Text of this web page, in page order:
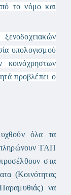
το νόμο και
υπολογισμού
προβλέπει ο
όλα τα
πληρώνουν ΤΑΠ
στα
(Κοινότητας
να